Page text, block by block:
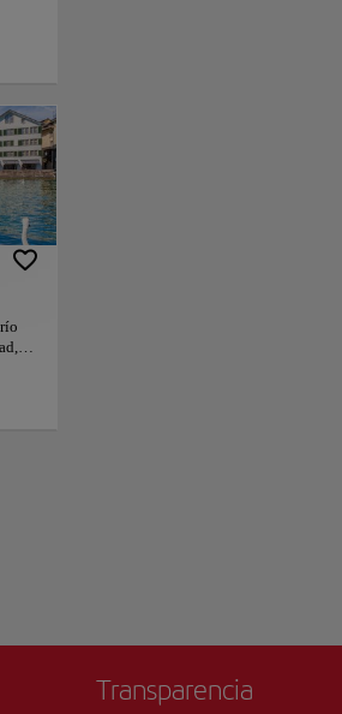
del corazón
la rica historia
un entorno
de
ofreciendo
Transparencia